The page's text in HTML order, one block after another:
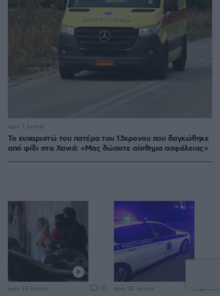
Το ευχαριστώ του πατέρα του 13χρονου που δαγκώθηκε
από φίδι στα Χανιά: «Μας δώσατε αίσθημα ασφάλειας»
πριν 7 λεπτά
πριν 24 λεπτά 10 πριν 32 λεπτά 3